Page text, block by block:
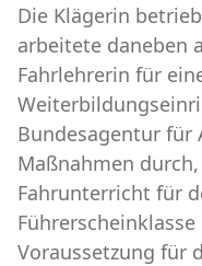
Die Klägerin
arbeitete daneben
Fahrlehrerin für
Bundesagentur für
Maßnahmen
Fahrunterricht für
Voraussetzung für